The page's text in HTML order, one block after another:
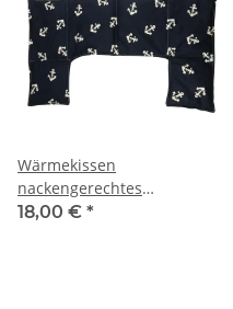
Wärmekissen
nackengerechtes
Rapssamenkissen "Anker"
18,00 € *